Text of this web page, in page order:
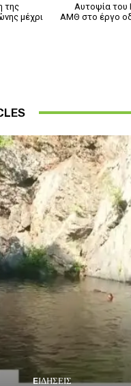
της
μέχρι
Αυτοψία του
ΑΜΘ στο έργο
EΙΔΗΣΕΙΣ